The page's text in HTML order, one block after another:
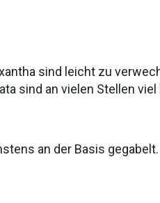
sind leicht zu
sind an vielen Stellen
an der Basis gegabelt.